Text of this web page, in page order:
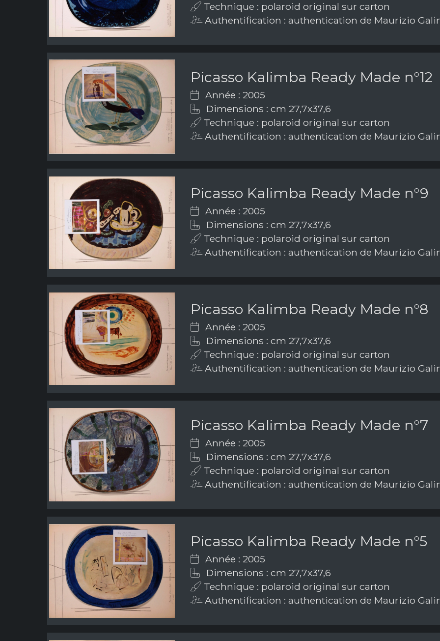
Technique : polaroid original sur carton
Authentification : authentication de Maurizio
Picasso Kalimba Ready Made n°12
Année : 2005
Dimensions : cm 27,7x37,6
Technique : polaroid original sur carton
Authentification : authentication de Maurizio
Picasso Kalimba Ready Made n°9
Année : 2005
Dimensions : cm 27,7x37,6
Technique : polaroid original sur carton
Authentification : authentication de Maurizio
Picasso Kalimba Ready Made n°8
Année : 2005
Dimensions : cm 27,7x37,6
Technique : polaroid original sur carton
Authentification : authentication de Maurizio
Picasso Kalimba Ready Made n°7
Année : 2005
Dimensions : cm 27,7x37,6
Technique : polaroid original sur carton
Authentification : authentication de Maurizio
Picasso Kalimba Ready Made n°5
Année : 2005
Dimensions : cm 27,7x37,6
Technique : polaroid original sur carton
Authentification : authentication de Maurizio